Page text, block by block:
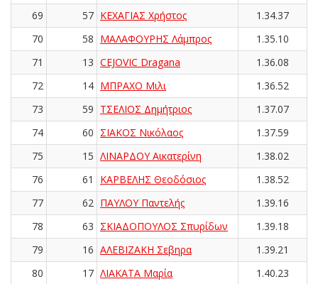
69
57 ΚΕΧΑΓΙΑΣ Χρήστος
1.34.37
70
58 ΜΑΛΑΦΟΥΡΗΣ Λάμπρος
1.35.10
71
13 CEJOVIC Dragana
1.36.08
72
14 ΜΠΡΑΧΟ Μιλι
1.36.52
73
59 ΤΣΕΛΙΟΣ Δημήτριος
1.37.07
74
60 ΣΙΑΚΟΣ Νικόλαος
1.37.59
75
15 ΛΙΝΑΡΔΟΥ Αικατερίνη
1.38.02
76
61 ΚΑΡΒΕΛΗΣ Θεοδόσιος
1.38.52
77
62 ΠΑΥΛΟΥ Παντελής
1.39.16
78
63 ΣΚΙΑΔΟΠΟΥΛΟΣ Σπυρίδων
1.39.18
79
16 ΑΛΕΒΙΖΑΚΗ Σεβηρα
1.39.21
80
17 ΛΙΑΚΑΤΑ Μαρία 1.40.23